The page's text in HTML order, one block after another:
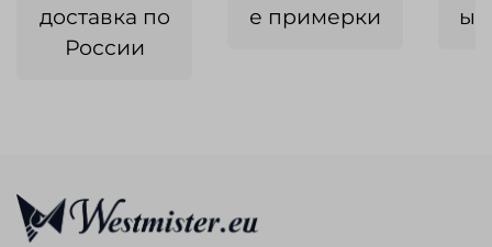
доставка по
России
е примерки